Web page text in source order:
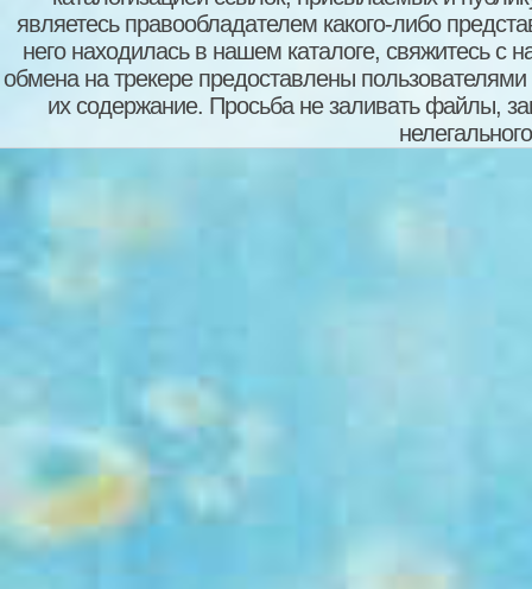
являетесь правообладателем какого-либо
него находилась в нашем каталоге, свяжитесь
обмена на трекере предоставлены пользователями
их содержание. Просьба не заливать файлы,